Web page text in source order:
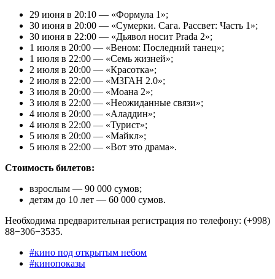
29 июня в 20:10 — «Формула 1»;
30 июня в 20:00 — «Сумерки. Сага. Рассвет: Часть 1»;
30 июня в 22:00 — «Дьявол носит Prada 2»;
1 июля в 20:00 — «Веном: Последний танец»;
1 июля в 22:00 — «Семь жизней»;
2 июля в 20:00 — «Красотка»;
2 июля в 22:00 — «М3ГАН 2.0»;
3 июля в 20:00 — «Моана 2»;
3 июля в 22:00 — «Неожиданные связи»;
4 июля в 20:00 — «Аладдин»;
4 июля в 22:00 — «Турист»;
5 июля в 20:00 — «Майкл»;
5 июля в 22:00 — «Вот это драма».
Стоимость билетов:
взрослым — 90 000 сумов;
детям до 10 лет — 60 000 сумов.
Необходима предварительная регистрация по телефону: (+998)
88−306−3535.
#кино под открытым небом
#кинопоказы